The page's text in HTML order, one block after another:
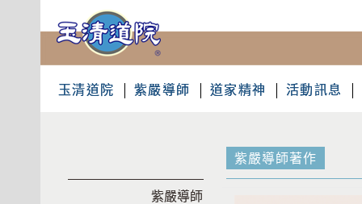
玉清道院 紫嚴導師 道家精神 活動訊息
紫嚴導師著作
紫嚴導師